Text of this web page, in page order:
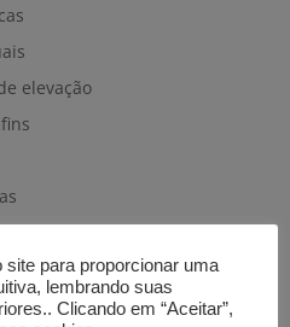
elevação
para proporcionar uma
lembrando suas
Clicando em “Aceitar”,